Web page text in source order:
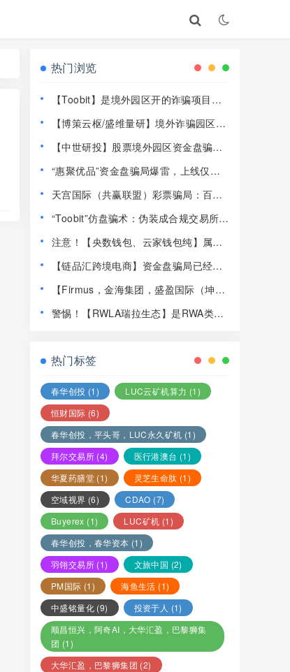
热门浏览
【Toobit】是境外园区开的诈骗项目，
【博策云枢/盛维量研】境外诈骗园区开
【中世研投】股票境外园区资金盘骗
章，高度预警，崩盘在即！
“惠聚优品”资金盘骗局爆雷，上线仅半
天宫国际（共赢联盟）彩票骗局：百景
型的杀猪盘，远离！
“Toobit”仿盘骗术：伪装成合规交易所，
骗局！
注意！【央数钱包、云家钱包纯】属民
【链品汇跨境电商】资金盘骗局已经崩
【Firmus，金海集团，盛盈国际（坤宇
局，赶紧远离！
警惕！【RWLA瑞拉生态】是RWA类资
热门标签
春华创投 (1) LUC云矿机算力 (1)
恒财国际 (6)
春华创投，平头哥，LUC永久矿机 (1)
拜尔交易所 (4) 医行港澳台 (1)
华夏药膳堂 (1) 灵芝生命肽 (1)
空域视界 (6) CDAO (7)
Buyerex (1) LUC矿机 (1)
春华创投，春华资本 (1)
羽翎交易所 (1) 文旅中国 (2)
PM国际 (1) 海鱼生活 (1)
中盛铭量化 (9) 投资于人 (1)
顺昌恒兴，阿奇AI，大华汇盈，巴黎狮集
团 (1)
大华汇盈，巴黎狮集团 (2)